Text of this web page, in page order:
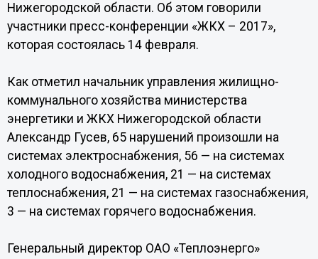
Нижегородской области. Об этом говорили
участники пресс-конференции «ЖКХ – 2017»,
которая состоялась 14 февраля.
Как отметил начальник управления жилищно-
коммунального хозяйства министерства
энергетики и ЖКХ Нижегородской области
Александр Гусев, 65 нарушений произошли на
системах электроснабжения, 56 — на системах
холодного водоснабжения, 21 — на системах
теплоснабжения, 21 — на системах газоснабжения,
3 — на системах горячего водоснабжения.
Генеральный директор ОАО «Теплоэнерго»